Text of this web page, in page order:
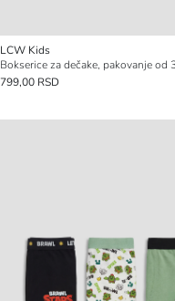
LCW Kids
799,00 RSD